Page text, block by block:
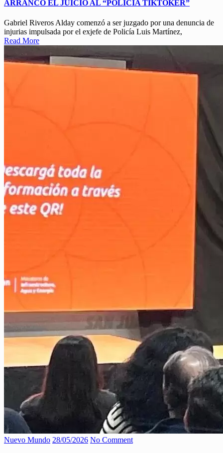
ARRANCÓ EL JUICIO AL “POLICÍA TIKTOKER”
Gabriel Riveros Alday comenzó a ser juzgado por una denuncia de
injurias impulsada por el exjefe de Policía Luis Martínez,
Read More
Nuevo Mundo 28/05/2026 No Comment